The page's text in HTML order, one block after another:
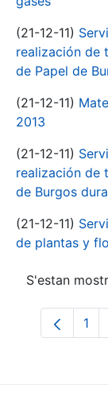
(21-12-11)
realización de
de Papel de
(21-12-11)
2013
(21-12-11)
realización de
de Burgos
(21-12-11)
de plantas y
S'estan
1